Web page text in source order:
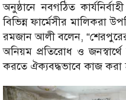
অনুষ্ঠানে নবগঠিত
বিভিন্ন ফার্মেসীর মালিকরা
রমজান আলী বলেন,
অনিয়ম প্রতিরোধ ও
করতে ঐক্যবদ্ধভাবে কাজ করা
Image